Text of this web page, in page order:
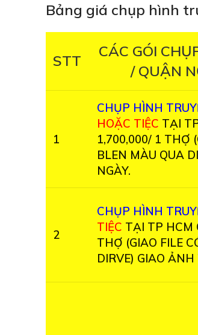
Bảng giá chụp hình
STT
CÁC GÓI
/ QUẬN
1
CHỤP HÌNH
HOẶC TIỆC TẠI
1,700,000/ 1 THỢ
BLEN MÀU QUA
NGÀY.
2
CHỤP HÌNH
TIỆC TẠI TP HCM
THỢ (GIAO FILE
DIRVE) GIAO ẢNH